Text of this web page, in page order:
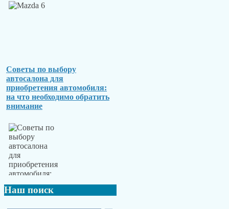
Советы по выбору
автосалона для
приобретения автомобиля:
на что необходимо обратить
внимание
Наш поиск